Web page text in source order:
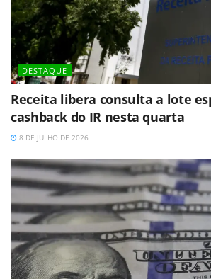
DESTAQUE
Receita libera consulta a lote
cashback do IR nesta quarta
8 DE JULHO DE 2026